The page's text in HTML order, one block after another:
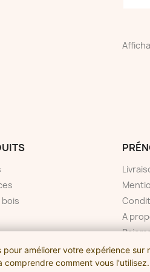
pour améliorer votre expérience
comprendre comment vous l'utilisez.
A